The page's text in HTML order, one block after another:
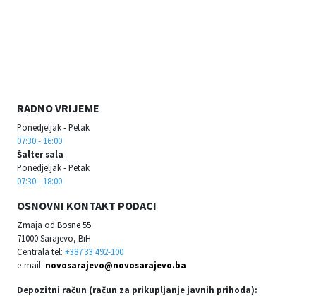
RADNO VRIJEME
Ponedjeljak - Petak
07:30 - 16:00
Šalter sala
Ponedjeljak - Petak
07:30 - 18:00
OSNOVNI KONTAKT PODACI
Zmaja od Bosne 55
71000 Sarajevo, BiH
Centrala tel: +387 33 492-100
e-mail: novosarajevo@novosarajevo.ba
Depozitni račun (račun za prikupljanje javnih prihoda):